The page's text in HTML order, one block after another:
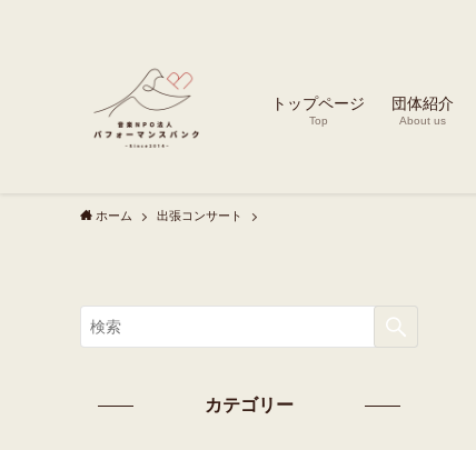
トップページ
Top
団体紹介
About us
ホーム 出張コンサート
カテゴリー